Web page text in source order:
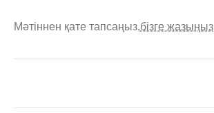
Мәтіннен қате тапсаңыз,бізге жазыңыз